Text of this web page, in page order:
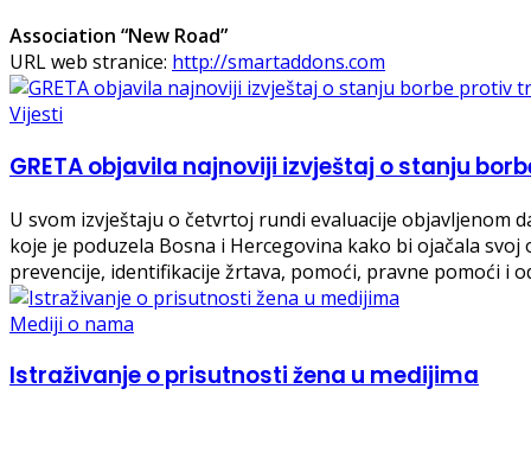
Association “New Road”
URL web stranice: http://smartaddons.com
Vijesti
GRETA objavila najnoviji izvještaj o stanju
U svom izvještaju o četvrtoj rundi evaluacije objavljenom
koje je poduzela Bosna i Hercegovina kako bi ojačala
prevencije, identifikacije žrtava, pomoći, pravne pomoći i
Mediji o nama
Istraživanje o prisutnosti žena u medijima